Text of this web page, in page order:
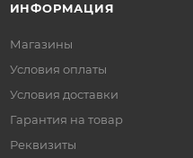
ИНФОРМАЦИЯ
Магазины
Условия оплаты
Условия доставки
Гарантия на товар
Реквизиты